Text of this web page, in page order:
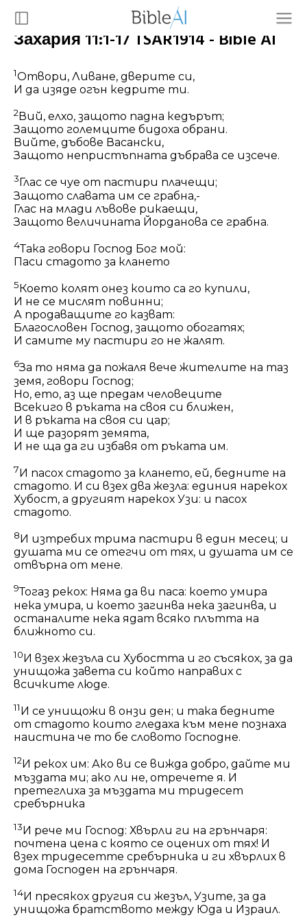
Захария 11:1-17 TSAR1914 - Bible AI
1Отвори, Ливане, дверите си,
И да изяде огън кедрите ти.
2 Вий, елхо, защото падна кедърът;
Защото големците бидоха обрани.
Вийте, дъбове Васански,
Защото непристъпната дъбрава се изсече.
3 Глас се чуе от пастири плачещи;
Защото славата им се грабна,-
Глас на млади лъвове рикаещи,
Защото величината Йорданова се грабна.
4Така говори Господ Бог мой:
Паси стадото за клането
5 Което колят онез които са го купили,
И не се мислят повинни;
А продаващите го казват:
Благословен Господ, защото обогатях;
И самите му пастири го не жалят.
6За то няма да пожаля вече жителите на таз
земя, говори Господ;
Но, ето, аз ще предам человеците
Всекиго в ръката на своя си ближен,
И в ръката на своя си цар;
И ще разорят земята,
И не ща да ги избавя от ръката им.
7И пасох стадото за клането, ей, бедните на
стадото. И си взех два жезла: единия нарекох
Хубост, а другият нарекох Узи: и пасох
стадото.
8 И изтребих трима пастири в един месец; и
душата ми се отегчи от тях, и душата им се
отвърна от мене.
9Тогаз рекох: Няма да ви паса: което умира
нека умира, и което загинва нека загинва, и
останалите нека ядат всяко плътта на
ближното си.
10И взех жезъла си Хубостта и го съсякох, за да
унищожа завета си който направих с
всичките люде.
11 И се унищожи в онзи ден; и така бедните
от стадото които гледаха към мене познаха
наистина че то бе словото Господне.
12И рекох им: Ако ви се вижда добро, дайте ми
мъздата ми; ако ли не, отречете я. И
претеглиха за мъздата ми тридесет
сребърника
13И рече ми Господ: Хвърли ги на грънчаря:
почтена цена с която се оцених от тях! И
взех тридесетте сребърника и ги хвърлих в
дома Господен на грънчаря.
14И пресякох другия си жезъл, Узите, за да
унищожа братството между Юда и Израил.